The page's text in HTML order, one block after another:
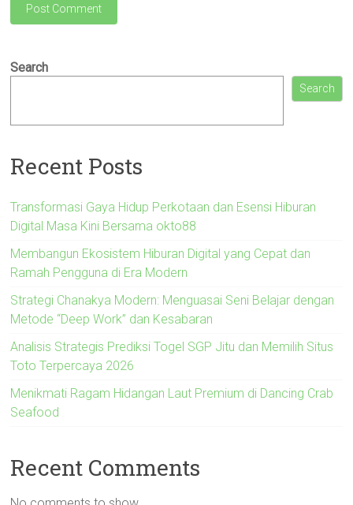
Search
Search
Recent Posts
Transformasi Gaya Hidup Perkotaan dan Esensi Hiburan
Digital Masa Kini Bersama okto88
Membangun Ekosistem Hiburan Digital yang Cepat dan
Ramah Pengguna di Era Modern
Strategi Chanakya Modern: Menguasai Seni Belajar dengan
Metode “Deep Work” dan Kesabaran
Analisis Strategis Prediksi Togel SGP Jitu dan Memilih Situs
Toto Terpercaya 2026
Menikmati Ragam Hidangan Laut Premium di Dancing Crab
Seafood
Recent Comments